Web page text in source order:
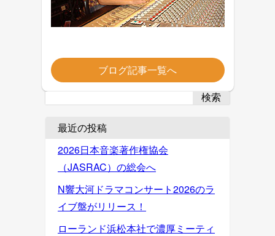
ブログ記事一覧へ
検索
最近の投稿
2026日本音楽著作権協会
（JASRAC）の総会へ
N響大河ドラマコンサート2026のラ
イブ盤がリリース！
ローランド浜松本社で濃厚ミーティ